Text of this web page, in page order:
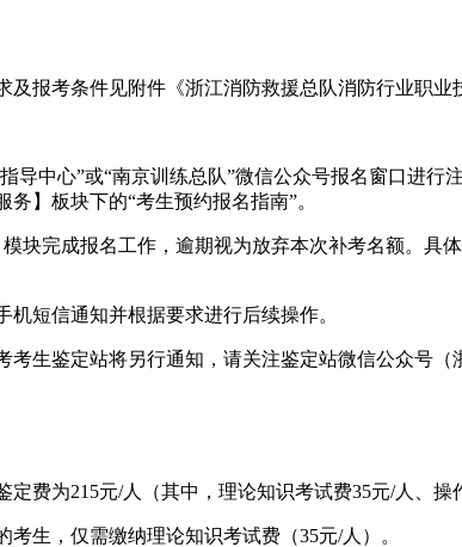
报考条件见附件《浙江消防救援总队消防行业职业
导中心”或“南京训练总队”微信公众号报名窗口进
】板块下的“考生预约报名指南”。
块完成报名工作，逾期视为放弃本次补考名额。具
短信通知并根据要求进行后续操作。
生鉴定站将另行通知，请关注鉴定站微信公众号（
费为215元/人（其中，理论知识考试费35元/人、操
生，仅需缴纳理论知识考试费（35元/人）。